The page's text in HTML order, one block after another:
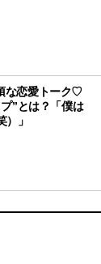
な恋愛トーク♡
”とは？「僕は
」